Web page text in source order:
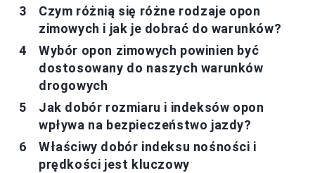
Czym różnią się różne rodzaje opon
zimowych i jak je dobrać do warunków?
Wybór opon zimowych powinien być
dostosowany do naszych warunków
drogowych
Jak dobór rozmiaru i indeksów opon
wpływa na bezpieczeństwo jazdy?
Właściwy dobór indeksu nośności i
prędkości jest kluczowy